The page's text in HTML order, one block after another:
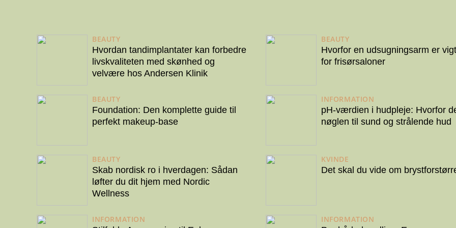
BEAUTY
Hvordan tandimplantater kan forbedre
livskvaliteten med skønhed og
velvære hos Andersen Klinik
BEAUTY
Foundation: Den komplette guide til
perfekt makeup-base
BEAUTY
Skab nordisk ro i hverdagen: Sådan
løfter du dit hjem med Nordic
Wellness
INFORMATION
BEAUTY
Hvorfor en udsugningsarm er
for frisørsaloner
INFORMATION
pH-værdien i hudpleje: Hvorfor
nøglen til sund og strålende hud
KVINDE
Det skal du vide om
INFORMATION